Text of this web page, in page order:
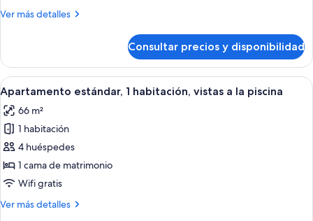
habitación
Ver más detalles
Más
estándar,
habitación
Consultar precios y disponibilidad
Abrir
todas
las
fotos
de
Apartamento
estándar,
habitación,
Habitación de hotel con una cama
6
Apartamento estándar, 1 habitación, vistas a la piscina
66 m²
1 habitación
4 huéspedes
1 cama de matrimonio
Wifi gratis
Ver más detalles
Más